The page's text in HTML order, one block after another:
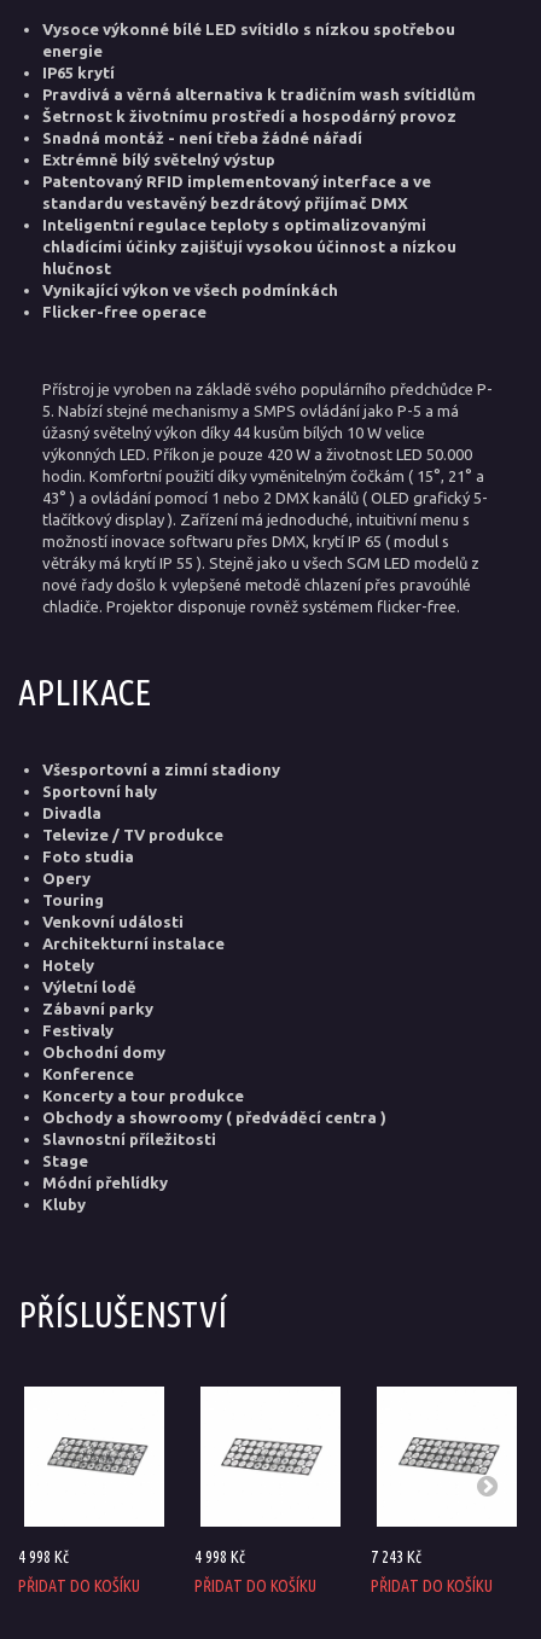
Vysoce výkonné bílé LED svítidlo s nízkou spotřebou
energie
IP65 krytí
Pravdivá a věrná alternativa k tradičním wash svítidlům
Šetrnost k životnímu prostředí a hospodárný provoz
Snadná montáž - není třeba žádné nářadí
Extrémně bílý světelný výstup
Patentovaný RFID implementovaný interface a ve
standardu vestavěný bezdrátový přijímač DMX
Inteligentní regulace teploty s optimalizovanými
chladícími účinky zajišťují vysokou účinnost a nízkou
hlučnost
Vynikající výkon ve všech podmínkách
Flicker-free operace
Přístroj je vyroben na základě svého populárního předchůdce P-
5. Nabízí stejné mechanismy a SMPS ovládání jako P-5 a má
úžasný světelný výkon díky 44 kusům bílých 10 W velice
výkonných LED. Příkon je pouze 420 W a životnost LED 50.000
hodin. Komfortní použití díky vyměnitelným čočkám ( 15°, 21° a
43° ) a ovládání pomocí 1 nebo 2 DMX kanálů ( OLED grafický 5-
tlačítkový display ). Zařízení má jednoduché, intuitivní menu s
možností inovace softwaru přes DMX, krytí IP 65 ( modul s
větráky má krytí IP 55 ). Stejně jako u všech SGM LED modelů z
nové řady došlo k vylepšené metodě chlazení přes pravoúhlé
chladiče. Projektor disponuje rovněž systémem flicker-free.
APLIKACE
Všesportovní a zimní stadiony
Sportovní haly
Divadla
Televize / TV produkce
Foto studia
Opery
Touring
Venkovní události
Architekturní instalace
Hotely
Výletní lodě
Zábavní parky
Festivaly
Obchodní domy
Konference
Koncerty a tour produkce
Obchody a showroomy ( předváděcí centra )
Slavnostní příležitosti
Stage
Módní přehlídky
Kluby
PŘÍSLUŠENSTVÍ
4 998 Kč
PŘIDAT DO KOŠÍKU
4 998 Kč
PŘIDAT DO KOŠÍKU
7 243 Kč
PŘIDAT DO KOŠÍKU